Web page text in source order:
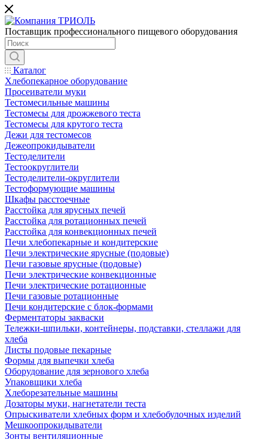
Поставщик профессионального пищевого оборудования
Каталог
Хлебопекарное оборудование
Просеиватели муки
Тестомесильные машины
Тестомесы для дрожжевого теста
Тестомесы для крутого теста
Дежи для тестомесов
Дежеопрокидыватели
Тестоделители
Тестоокруглители
Тестоделители-округлители
Тестоформующие машины
Шкафы расстоечные
Расстойка для ярусных печей
Расстойка для ротационных печей
Расстойка для конвекционных печей
Печи хлебопекарные и кондитерские
Печи электрические ярусные (подовые)
Печи газовые ярусные (подовые)
Печи электрические конвекционные
Печи электрические ротационные
Печи газовые ротационные
Печи кондитерские с блок-формами
Ферментаторы закваски
Тележки-шпильки, контейнеры, подставки, стеллажи для
хлеба
Листы подовые пекарные
Формы для выпечки хлеба
Оборудование для зернового хлеба
Упаковщики хлеба
Хлеборезательные машины
Дозаторы муки, нагнетатели теста
Опрыскиватели хлебных форм и хлебобулочных изделий
Мешкоопрокидыватели
Зонты вентиляционные